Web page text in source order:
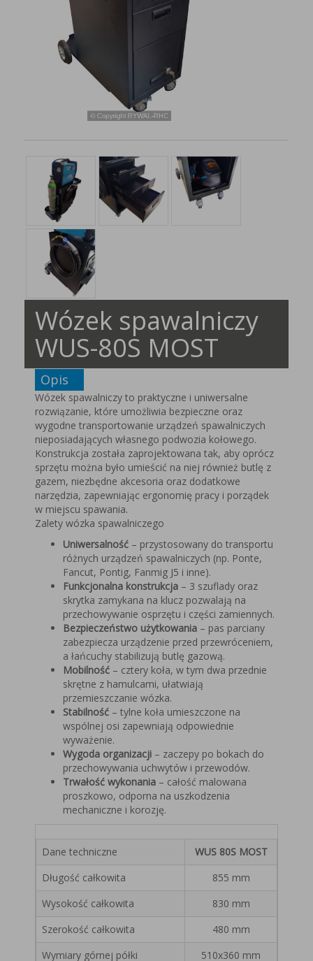
Wózek spawalniczy
WUS-80S MOST
Opis
Wózek spawalniczy to praktyczne i uniwersalne
rozwiązanie, które umożliwia bezpieczne oraz
wygodne transportowanie urządzeń spawalniczych
nieposiadających własnego podwozia kołowego.
Konstrukcja została zaprojektowana tak, aby oprócz
sprzętu można było umieścić na niej również butlę z
gazem, niezbędne akcesoria oraz dodatkowe
narzędzia, zapewniając ergonomię pracy i porządek
w miejscu spawania.
Zalety wózka spawalniczego
Uniwersalność – przystosowany do transportu
różnych urządzeń spawalniczych (np. Ponte,
Fancut, Pontig, Fanmig J5 i inne).
Funkcjonalna konstrukcja – 3 szuflady oraz
skrytka zamykana na klucz pozwalają na
przechowywanie osprzętu i części zamiennych.
Bezpieczeństwo użytkowania – pas parciany
zabezpiecza urządzenie przed przewróceniem,
a łańcuchy stabilizują butlę gazową.
Mobilność – cztery koła, w tym dwa przednie
skrętne z hamulcami, ułatwiają
przemieszczanie wózka.
Stabilność – tylne koła umieszczone na
wspólnej osi zapewniają odpowiednie
wyważenie.
Wygoda organizacji – zaczepy po bokach do
przechowywania uchwytów i przewodów.
Trwałość wykonania – całość malowana
proszkowo, odporna na uszkodzenia
mechaniczne i korozję.
Dane techniczne
WUS 80S MOST
Długość całkowita
855 mm
Wysokość całkowita
830 mm
Szerokość całkowita
480 mm
Wymiary górnej półki
510x360 mm